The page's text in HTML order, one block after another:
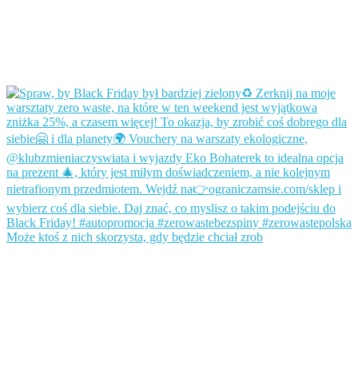
Może ktoś z nich skorzysta, gdy będzie chciał zrob